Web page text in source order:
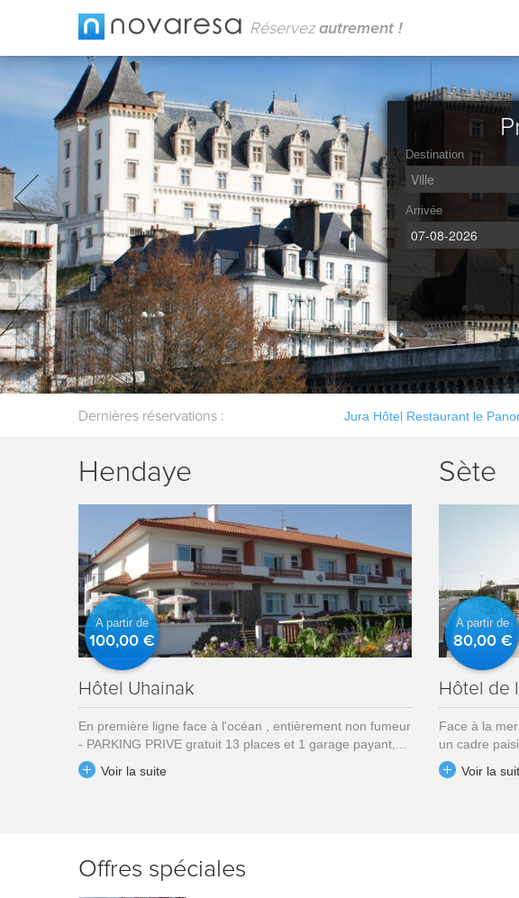
Réservezautrement !
Destination
Arrivée
Dernières réservations :
Jura Hôtel Restaurant le Panoramic*** Saint-ClaudeJura Hôtel Restaurant le
Hendaye
A partir de
100,00 €
Hôtel Uhainak
En première ligne face à l'océan , entièrement non fumeur
- PARKING PRIVE gratuit 13 places et 1 garage payant,...
Voir la suite
Sète
A partir de
80,00 €
Hôtel de
Face à la
un cadre
Voir la
Offres spéciales